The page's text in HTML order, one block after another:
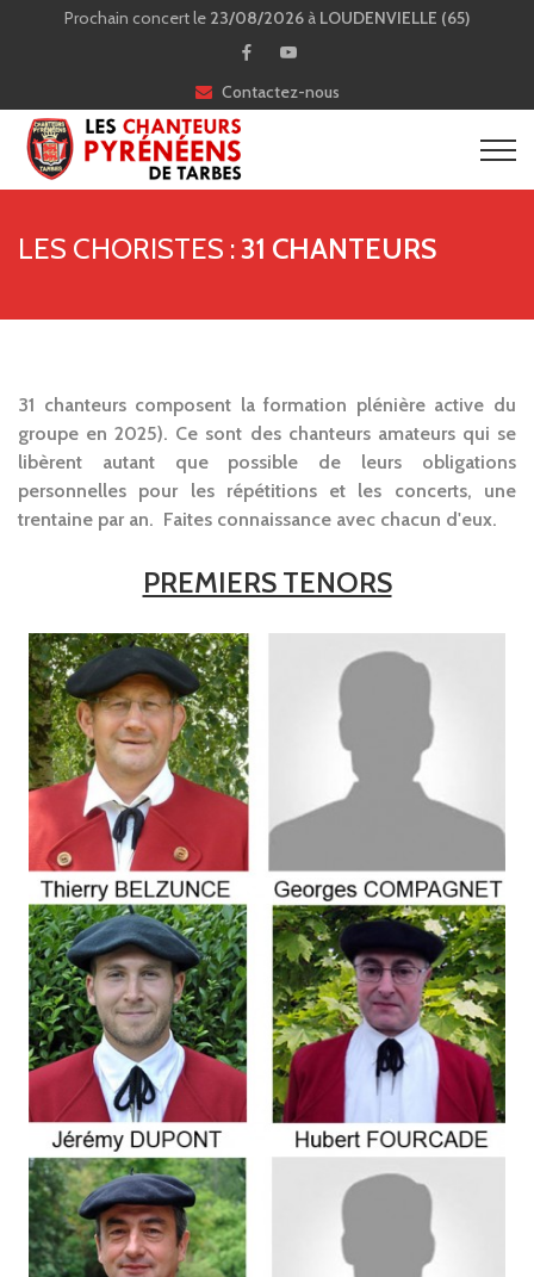
Prochain concert le 23/08/2026 à LOUDENVIELLE (65)
Contactez-nous
LES CHORISTES :31 CHANTEURS
31 chanteurs composent la formation plénière active du
groupe en 2025). Ce sont des chanteurs amateurs qui se
libèrent autant que possible de leurs obligations
personnelles pour les répétitions et les concerts, une
trentaine par an. Faites connaissance avec chacun d'eux.
PREMIERS TENORS